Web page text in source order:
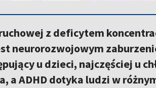
z deficytem
neurorozwojowym
u dzieci, najczęściej u
a ADHD dotyka ludzi w